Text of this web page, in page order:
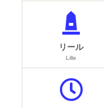
リール
Lille